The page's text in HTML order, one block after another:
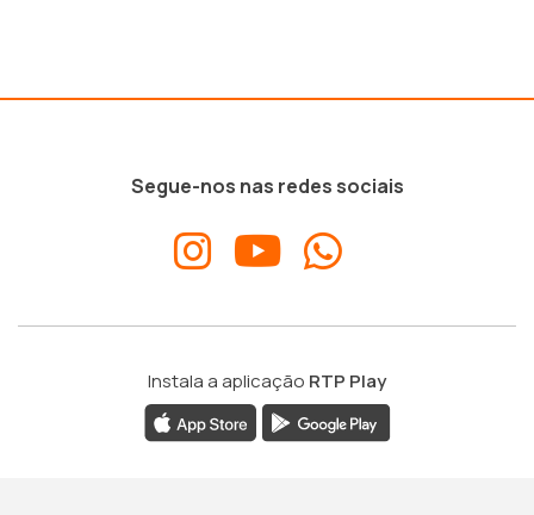
Segue-nos nas redes sociais
Instala a aplicação RTP Play